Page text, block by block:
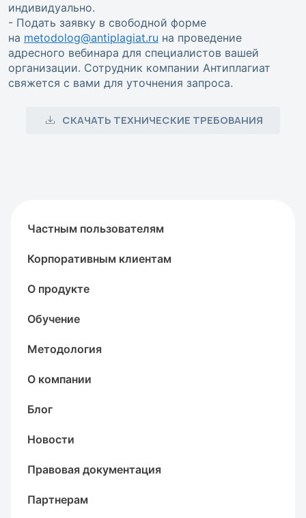
индивидуально.
- Подать заявку в свободной форме
на metodolog@antiplagiat.ru на проведение
адресного вебинара для специалистов вашей
организации. Сотрудник компании Антиплагиат
свяжется с вами для уточнения запроса.
СКАЧАТЬ ТЕХНИЧЕСКИЕ ТРЕБОВАНИЯ
Частным пользователям
Корпоративным клиентам
О продукте
Обучение
Методология
О компании
Блог
Новости
Правовая документация
Партнерам